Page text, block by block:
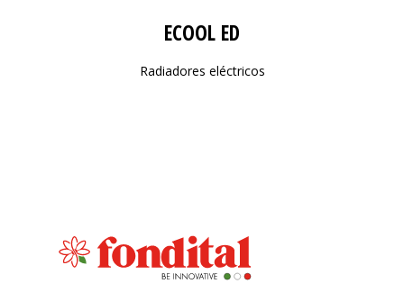
ECOOL ED
Radiadores eléctricos